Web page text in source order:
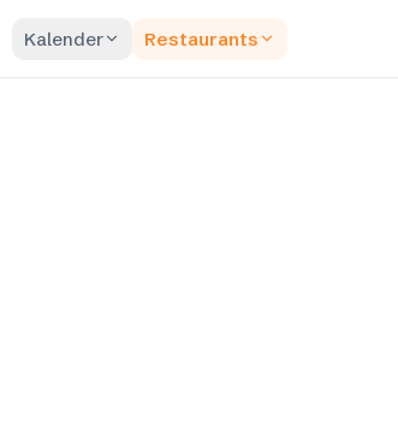
Kalender Restaurants